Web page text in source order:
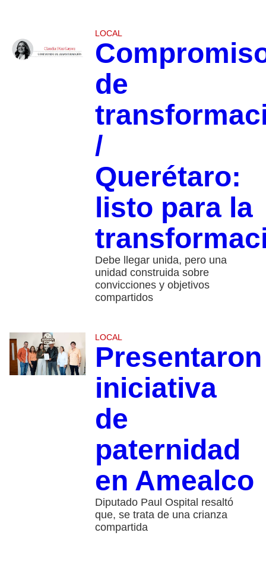
LOCAL
de
/
Querétaro:
listo para la
Debe llegar unida, pero una
unidad construida sobre
convicciones y objetivos
compartidos
LOCAL
Presentaron
iniciativa
de
paternidad
en Amealco
Diputado Paul Ospital resaltó
que, se trata de una crianza
compartida